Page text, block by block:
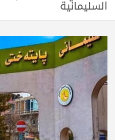
السليمانية